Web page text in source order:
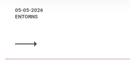
05-05-2026
ENTORNS